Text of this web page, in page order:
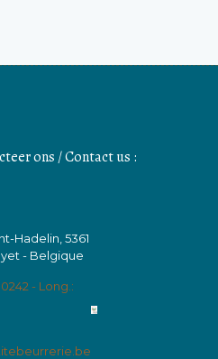
ons / Contact us :
Hadelin, 5361
- Belgique
- Long.: